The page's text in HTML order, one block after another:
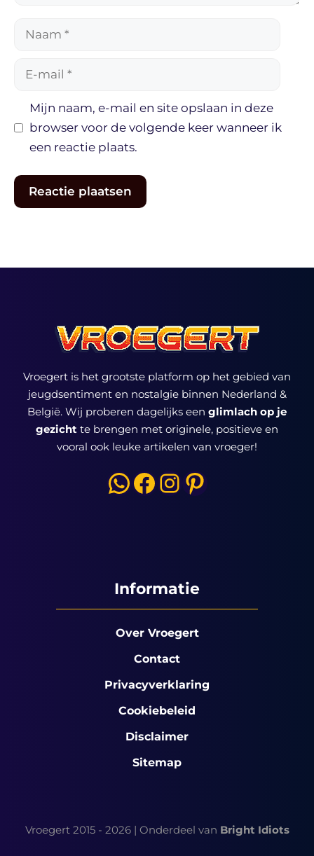
Naam
Mijn naam, e-mail en site opslaan in deze
browser voor de volgende keer wanneer ik
een reactie plaats.
Vroegert is het grootste platform op het gebied van
jeugdsentiment en nostalgie binnen Nederland &
België. Wij proberen dagelijks een glimlach op je
gezicht te brengen met originele, positieve en
vooral ook leuke artikelen van vroeger!
WhatsApp
Facebook
Instagram
Pinterest
Informatie
Over Vroegert
Contact
Privacyverklaring
Cookiebeleid
Disclaimer
Sitemap
Vroegert 2015 - 2026 | Onderdeel van Bright Idiots